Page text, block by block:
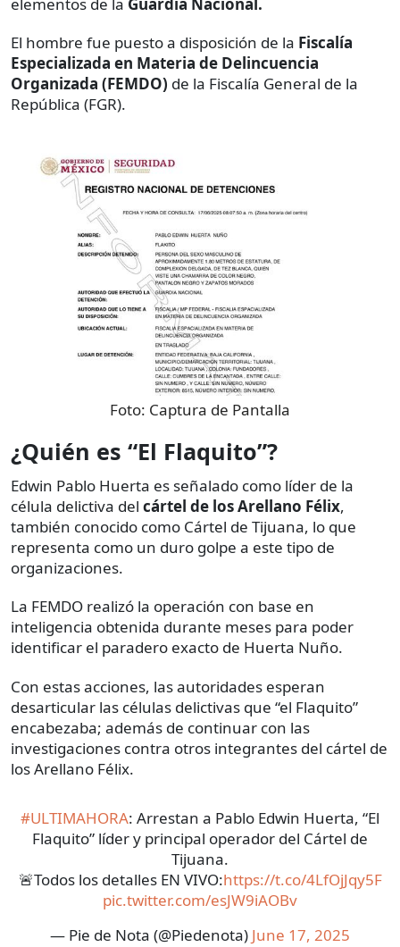
El hombre fue puesto a disposición de la Fiscalía
Especializada en Materia de Delincuencia
Organizada (FEMDO) de la Fiscalía General de la
República (FGR).
Foto: Captura de Pantalla
¿Quién es “El Flaquito”?
Edwin Pablo Huerta es señalado como líder de la
célula delictiva del cártel de los Arellano Félix,
también conocido como Cártel de Tijuana, lo que
representa como un duro golpe a este tipo de
organizaciones.
La FEMDO realizó la operación con base en
inteligencia obtenida durante meses para poder
identificar el paradero exacto de Huerta Nuño.
Con estas acciones, las autoridades esperan
desarticular las células delictivas que “el Flaquito”
encabezaba; además de continuar con las
investigaciones contra otros integrantes del cártel de
los Arellano Félix.
#ULTIMAHORA: Arrestan a Pablo Edwin Huerta, “El
Flaquito” líder y principal operador del Cártel de
Tijuana.
🚨Todos los detalles EN VIVO:https://t.co/4LfOjJqy5F
pic.twitter.com/esJW9iAOBv
— Pie de Nota (@Piedenota) June 17, 2025